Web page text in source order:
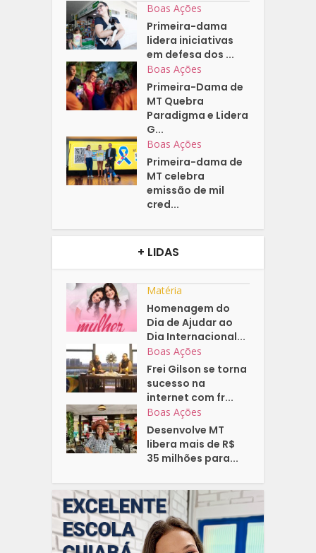
Boas Ações
Primeira-dama
lidera iniciativas
em defesa dos ...
Boas Ações
Primeira-Dama de
MT Quebra
Paradigma e Lidera
G...
Boas Ações
Primeira-dama de
MT celebra
emissão de mil
cred...
+ LIDAS
Matéria
Homenagem do
Dia de Ajudar ao
Dia Internacional...
Boas Ações
Frei Gilson se torna
sucesso na
internet com fr...
Boas Ações
Desenvolve MT
libera mais de R$
35 milhões para...